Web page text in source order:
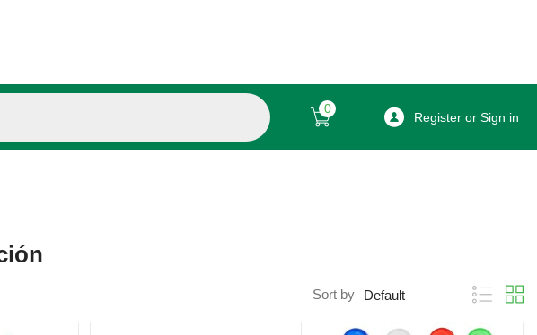
0
Register or Sign in
Sort by